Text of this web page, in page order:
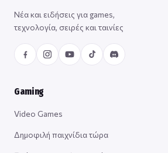
Νέα και ειδήσεις για games,
τεχνολογία, σειρές και ταινίες
Gaming
Video Games
Δημοφιλή παιχνίδια τώρα